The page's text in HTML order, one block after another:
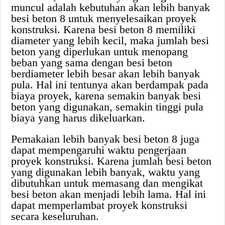
muncul adalah kebutuhan akan lebih banyak
besi beton 8 untuk menyelesaikan proyek
konstruksi. Karena besi beton 8 memiliki
diameter yang lebih kecil, maka jumlah besi
beton yang diperlukan untuk menopang
beban yang sama dengan besi beton
berdiameter lebih besar akan lebih banyak
pula. Hal ini tentunya akan berdampak pada
biaya proyek, karena semakin banyak besi
beton yang digunakan, semakin tinggi pula
biaya yang harus dikeluarkan.
Pemakaian lebih banyak besi beton 8 juga
dapat mempengaruhi waktu pengerjaan
proyek konstruksi. Karena jumlah besi beton
yang digunakan lebih banyak, waktu yang
dibutuhkan untuk memasang dan mengikat
besi beton akan menjadi lebih lama. Hal ini
dapat memperlambat proyek konstruksi
secara keseluruhan.